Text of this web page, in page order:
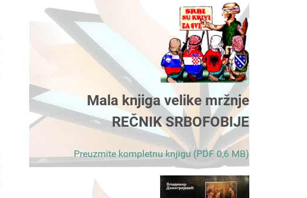
Mala knjiga velike mržnje
REČNIK SRBOFOBIJE
Preuzmite kompletnu knjigu (PDF 0,6 MB)